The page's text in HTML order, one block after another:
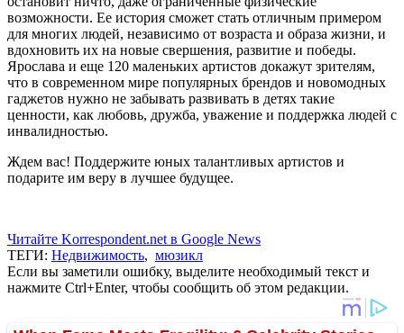
возможности. Ее история сможет стать отличным примером
для многих людей, независимо от возраста и образа жизни, и
вдохновить их на новые свершения, развитие и победы.
Ярослава и еще 120 маленьких артистов докажут зрителям,
что в современном мире популярных брендов и новомодных
гаджетов нужно не забывать развивать в детях такие
ценности, как любовь, дружба, уважение и поддержка людей с
инвалидностью.
Ждем вас! Поддержите юных талантливых артистов и
подарите им веру в лучшее будущее.
Читайте Korrespondent.net в Google News
ТЕГИ: Недвижимость, мюзикл
Если вы заметили ошибку, выделите необходимый текст и
нажмите Ctrl+Enter, чтобы сообщить об этом редакции.